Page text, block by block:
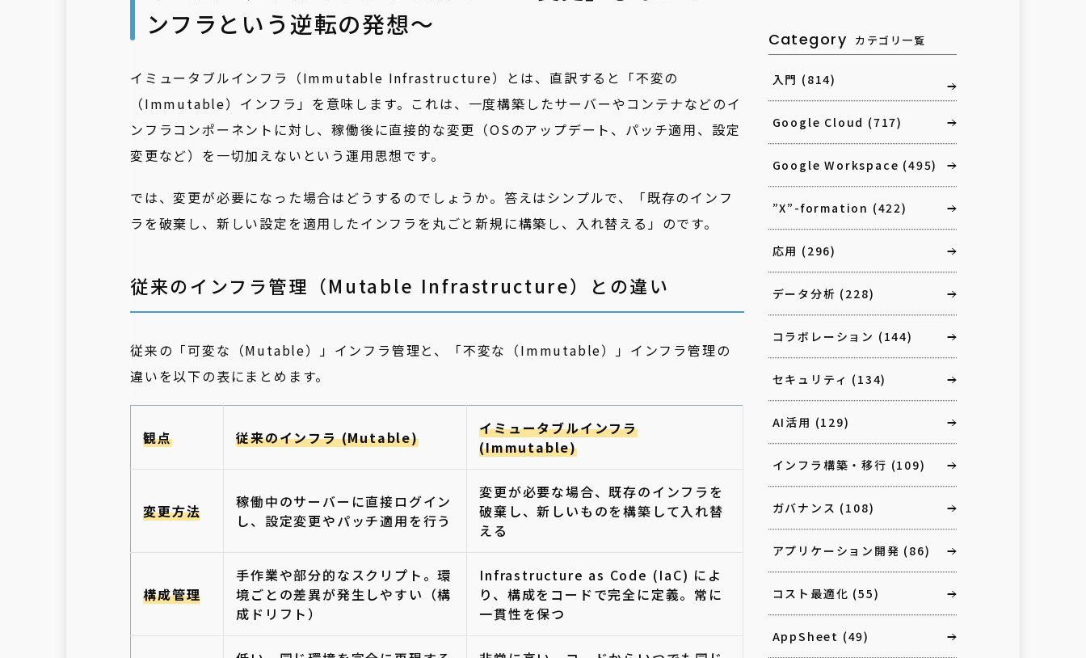
ンフラという逆転の発想～
イミュータブルインフラ（Immutable Infrastructure）とは、直訳すると「不変の
（Immutable）インフラ」を意味します。これは、一度構築したサーバーやコンテナなどのイ
ンフラコンポーネントに対し、稼働後に直接的な変更（OSのアップデート、パッチ適用、設定
変更など）を一切加えないという運用思想です。
では、変更が必要になった場合はどうするのでしょうか。答えはシンプルで、「既存のインフ
ラを破棄し、新しい設定を適用したインフラを丸ごと新規に構築し、入れ替える」のです。
従来のインフラ管理（Mutable Infrastructure）との違い
従来の「可変な（Mutable）」インフラ管理と、「不変な（Immutable）」インフラ管理の
違いを以下の表にまとめます。
観点 従来のインフラ (Mutable)
イミュータブルインフラ
(Immutable)
変更方法
稼働中のサーバーに直接ログイン
し、設定変更やパッチ適用を行う
変更が必要な場合、既存のインフラを
破棄し、新しいものを構築して入れ替
える
構成管理
手作業や部分的なスクリプト。環
境ごとの差異が発生しやすい（構
成ドリフト）
Infrastructure as Code (IaC) によ
り、構成をコードで完全に定義。常に
一貫性を保つ
Category カテゴリ一覧
入門 (814)
Google Cloud (717)
Google Workspace (495)
”X”-formation (422)
応用 (296)
データ分析 (228)
コラボレーション (144)
セキュリティ (134)
AI活用 (129)
インフラ構築・移行 (109)
ガバナンス (108)
アプリケーション開発 (86)
コスト最適化 (55)
AppSheet (49)